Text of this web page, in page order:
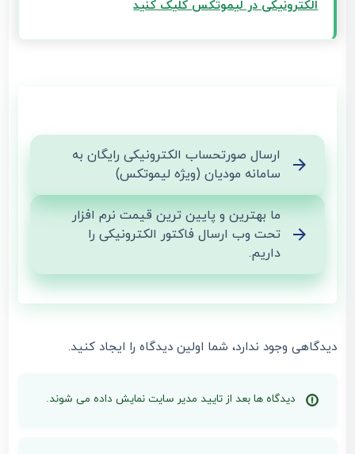
الکترونیکی در لیموتکس کلیک کنید
ارسال صورتحساب الکترونیکی رایگان به
سامانه مودیان (ویژه لیموتکس)
ما بهترین و پایین ترین قیمت نرم افزار
تحت وب ارسال فاکتور الکترونیکی را
داریم.
دیدگاهی وجود ندارد، شما اولین دیدگاه را ایجاد کنید.
دیدگاه ها بعد از تایید مدیر سایت نمایش داده می شوند.